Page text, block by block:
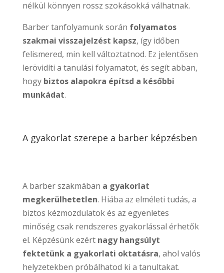
nélkül könnyen rossz szokásokká válhatnak.
Barber tanfolyamunk során folyamatos
szakmai visszajelzést kapsz, így időben
felismered, min kell változtatnod. Ez jelentősen
lerövidíti a tanulási folyamatot, és segít abban,
hogybiztos alapokra építsd a későbbi
munkádat.
A gyakorlat szerepe a barber képzésben
A barber szakmában a gyakorlat
megkerülhetetlen. Hiába az elméleti tudás, a
biztos kézmozdulatok és az egyenletes
minőség csak rendszeres gyakorlással érhetők
el. Képzésünk ezért nagy hangsúlyt
fektetünk a gyakorlati oktatásra, ahol valós
helyzetekben próbálhatod ki a tanultakat.